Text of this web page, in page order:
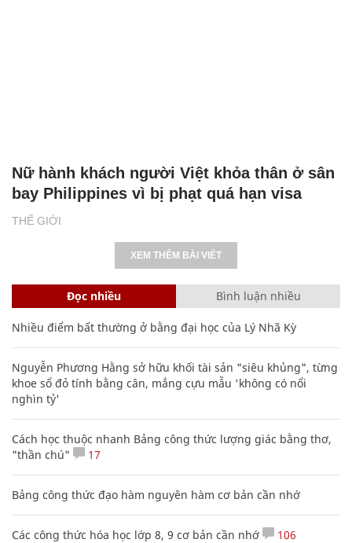
THẾ GIỚI
Nữ hành khách người Việt khỏa thân ở sân
bay Philippines vì bị phạt quá hạn visa
XEM THÊM BÀI VIẾT
Đọc nhiều Bình luận nhiều
Nhiều điểm bất thường ở bằng đại học của Lý Nhã Kỳ
Nguyễn Phương Hằng sở hữu khối tài sản "siêu khủng", từng
khoe sổ đỏ tính bằng cân, mắng cựu mẫu 'không có nổi
nghìn tỷ'
Cách học thuộc nhanh Bảng công thức lượng giác bằng thơ,
"thần chú"
17
Bảng công thức đạo hàm nguyên hàm cơ bản cần nhớ
Các công thức hóa học lớp 8, 9 cơ bản cần nhớ 106